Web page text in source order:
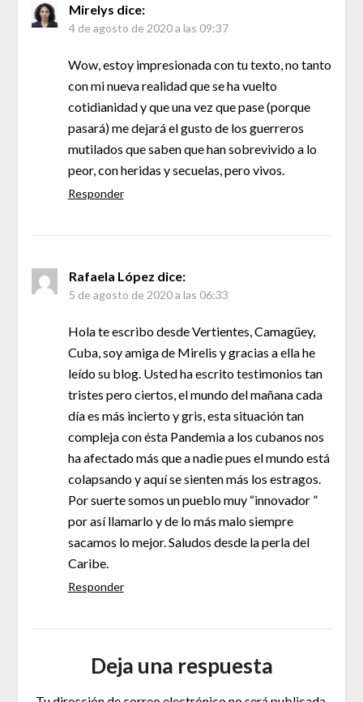
Mirelys dice:
4 de agosto de 2020 a las 09:37
Wow, estoy impresionada con tu texto, no tanto
con mi nueva realidad que se ha vuelto
cotidianidad y que una vez que pase (porque
pasará) me dejará el gusto de los guerreros
mutilados que saben que han sobrevivido a lo
peor, con heridas y secuelas, pero vivos.
Responder
Rafaela López dice:
5 de agosto de 2020 a las 06:33
Hola te escribo desde Vertientes, Camagüey,
Cuba, soy amiga de Mirelis y gracias a ella he
leído su blog. Usted ha escrito testimonios tan
tristes pero ciertos, el mundo del mañana cada
día es más incierto y gris, esta situación tan
compleja con ésta Pandemia a los cubanos nos
ha afectado más que a nadie pues el mundo está
colapsando y aquí se sienten más los estragos.
Por suerte somos un pueblo muy “innovador ”
por así llamarlo y de lo más malo siempre
sacamos lo mejor. Saludos desde la perla del
Caribe.
Responder
Deja una respuesta